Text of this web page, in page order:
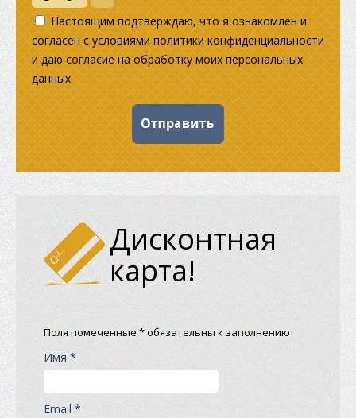
Настоящим подтверждаю, что я ознакомлен и
согласен с условиями политики конфиденциальности
и даю согласие на обработку моих персональных
данных
Дисконтная
карта!
Поля помеченные * обязательны к заполнению
Имя *
Email *